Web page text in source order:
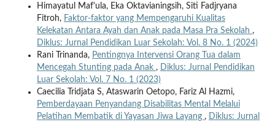
Himayatul Maf'ula, Eka Oktavianingsih, Siti Fadjryana
Fitroh, Faktor-faktor yang Mempengaruhi Kualitas
Kelekatan Antara Ayah dan Anak pada Masa Pra Sekolah ,
Diklus: Jurnal Pendidikan Luar Sekolah: Vol. 8 No. 1 (2024)
Rani Trinanda, Pentingnya Intervensi Orang Tua dalam
Mencegah Stunting pada Anak , Diklus: Jurnal Pendidikan
Luar Sekolah: Vol. 7 No. 1 (2023)
Caecilia Tridjata S, Ataswarin Oetopo, Fariz Al Hazmi,
Pemberdayaan Penyandang Disabilitas Mental Melalui
Pelatihan Membatik di Yayasan Jiwa Layang , Diklus: Jurnal